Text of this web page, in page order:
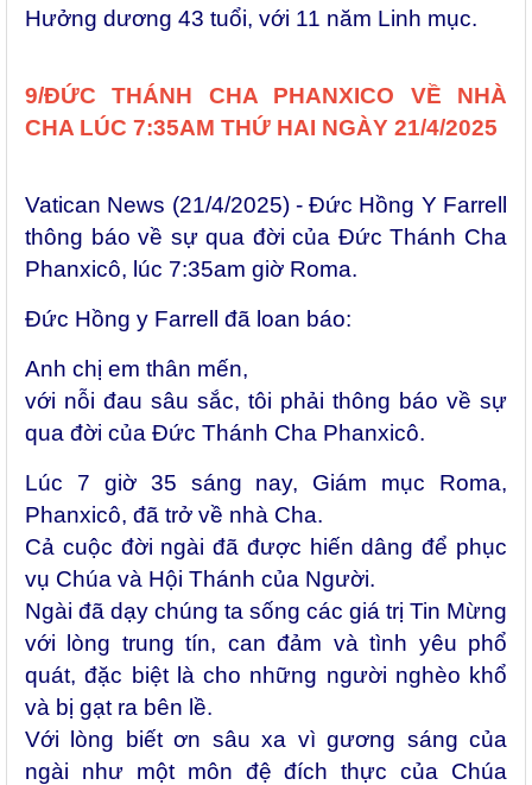
Hưởng dương 43 tuổi, với 11 năm Linh mục.
9/ĐỨC THÁNH CHA PHANXICO VỀ NHÀ
CHA LÚC 7:35AM THỨ HAI NGÀY 21/4/2025
Vatican News (21/4/2025) - Đức Hồng Y Farrell
thông báo về sự qua đời của Đức Thánh Cha
Phanxicô, lúc 7:35am giờ Roma.
Đức Hồng y Farrell đã loan báo:
Anh chị em thân mến,
với nỗi đau sâu sắc, tôi phải thông báo về sự
qua đời của Đức Thánh Cha Phanxicô.
Lúc 7 giờ 35 sáng nay, Giám mục Roma,
Phanxicô, đã trở về nhà Cha.
Cả cuộc đời ngài đã được hiến dâng để phục
vụ Chúa và Hội Thánh của Người.
Ngài đã dạy chúng ta sống các giá trị Tin Mừng
với lòng trung tín, can đảm và tình yêu phổ
quát, đặc biệt là cho những người nghèo khổ
và bị gạt ra bên lề.
Với lòng biết ơn sâu xa vì gương sáng của
ngài như một môn đệ đích thực của Chúa